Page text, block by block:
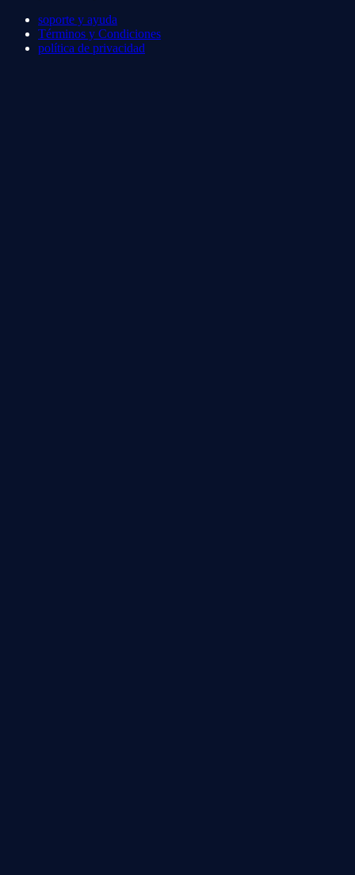
soporte y ayuda
Términos y Condiciones
política de privacidad